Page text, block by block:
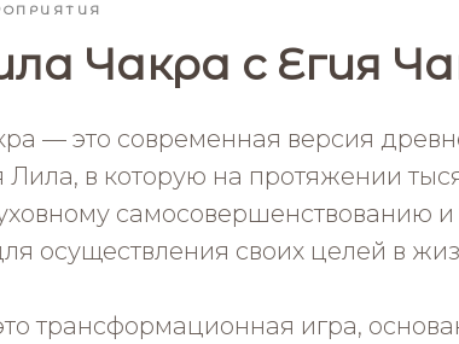
Чакра с Егия
— это современная версия
в которую на протяжении
самосовершенствованию и
осуществления своих целей в
трансформационная игра,